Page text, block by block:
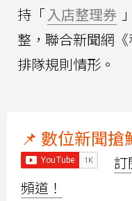
持「 入店整理券
整，聯合新聞網
排隊規則情形。
📌 數位新聞搶
訂
頻道！